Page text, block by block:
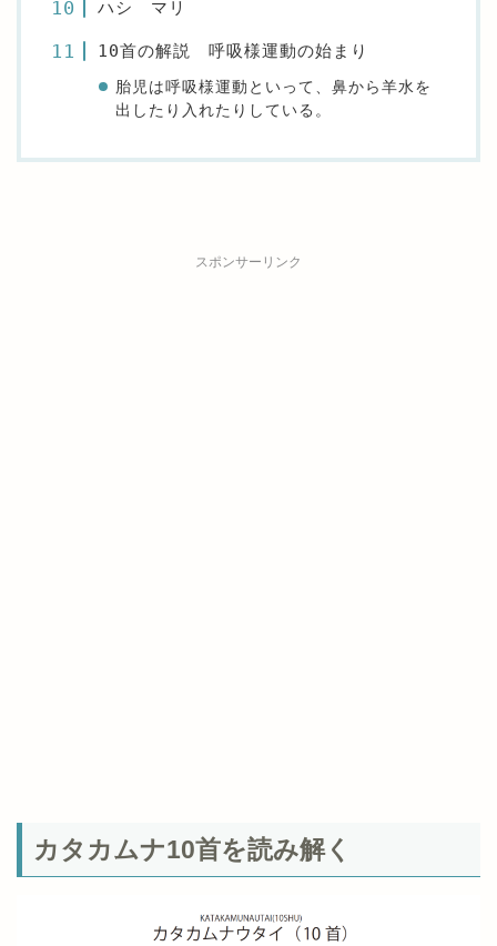
ハシ マリ
10首の解説 呼吸様運動の始まり
胎児は呼吸様運動といって、鼻から羊水を
出したり入れたりしている。
スポンサーリンク
カタカムナ10首を読み解く